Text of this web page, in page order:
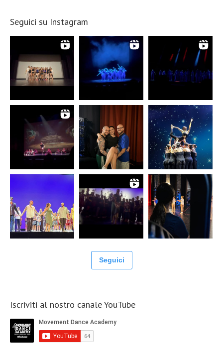
Seguici su Instagram
Seguici
Iscriviti al nostro canale YouTube